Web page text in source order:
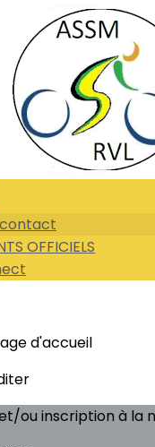
sélectionnées
les colonnes
les
OFFICIELS
d'accueil
ou inscription à la